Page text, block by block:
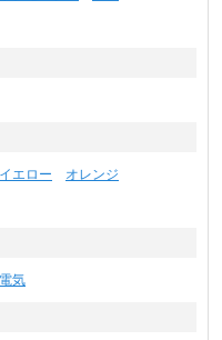
イエロー
オレンジ
電気